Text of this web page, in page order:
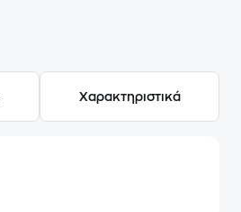
Χαρακτηριστικά